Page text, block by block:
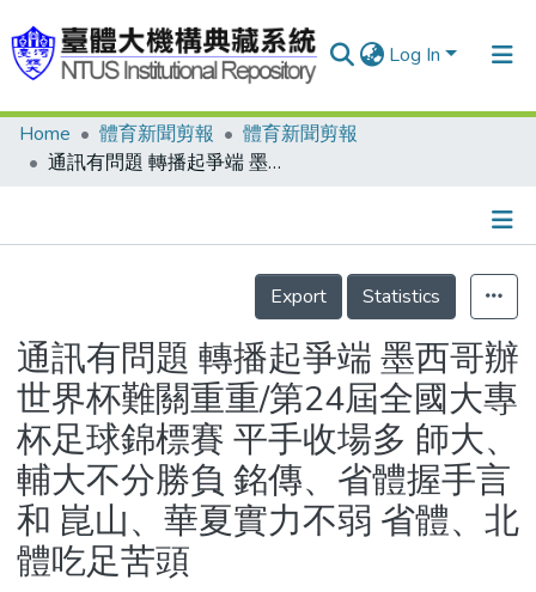
Log In
Communities & Collections
Statistics
Home 體育新聞剪報
體育新聞剪報
通訊有問題 轉播起爭端 墨西哥辦世界杯難關重重/第24屆全國大專杯足球錦標賽 平手收場多 師大、輔大不分勝負 銘傳、省體握手言和 崑山、華夏實力不弱 省體、北體吃足苦頭
Details
Export
Statistics
通訊有問題 轉播起爭端 墨西哥辦
世界杯難關重重/第24屆全國大專
杯足球錦標賽 平手收場多 師大、
輔大不分勝負 銘傳、省體握手言
和 崑山、華夏實力不弱 省體、北
體吃足苦頭